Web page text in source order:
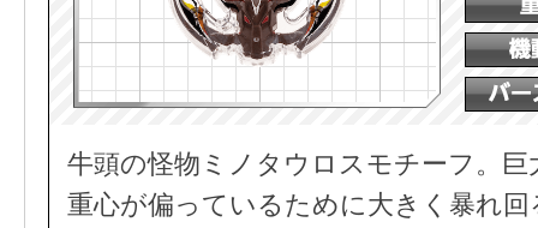
牛頭の怪物ミノタウロスモチーフ。
重心が偏っているために大きく暴れ